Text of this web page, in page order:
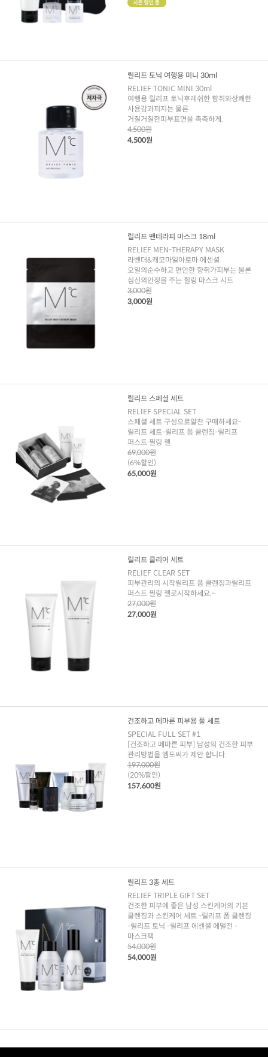
릴리프 토닉 여행용 미니 30ml
RELIEF TONIC MINI 30ml
여행용 릴리프 토닉후레쉬한 향취와상쾌한
사용감과피지는 물론
거칠거칠한피부표면을 촉촉하게.
4,500원
4,500원
릴리프 맨테라피 마스크 18ml
RELIEF MEN-THERAPY MASK
라벤더&캐모마일아로마 에센셜
오일의순수하고 편안한 향취가피부는 물론
심신의안정을 주는 힐링 마스크 시트
3,000원
3,000원
릴리프 스페셜 세트
RELIEF SPECIAL SET
스페셜 세트 구성으로알찬 구매하세요-
릴리프 세트-릴리프 폼 클렌징-릴리프
퍼스트 필링 젤
69,000원
(6%할인)
65,000원
릴리프 클리어 세트
RELIEF CLEAR SET
피부관리의 시작릴리프 폼 클렌징과릴리프
퍼스트 필링 젤로시작하세요.~
27,000원
27,000원
건조하고 메마른 피부용 풀 세트
SPECIAL FULL SET #1
[건조하고 메마른 피부] 남성의 건조한 피부
관리방법을 엠도씨가 제안 합니다.
197,000원
(20%할인)
157,600원
릴리프 3종 세트
RELIEF TRIPLE GIFT SET
건조한 피부에 좋은 남성 스킨케어의 기본
클렌징과 스킨케어 세트 -릴리프 폼 클렌징
-릴리프 토닉 -릴리프 에센셜 에멀전 -
마스크팩
54,000원
54,000원